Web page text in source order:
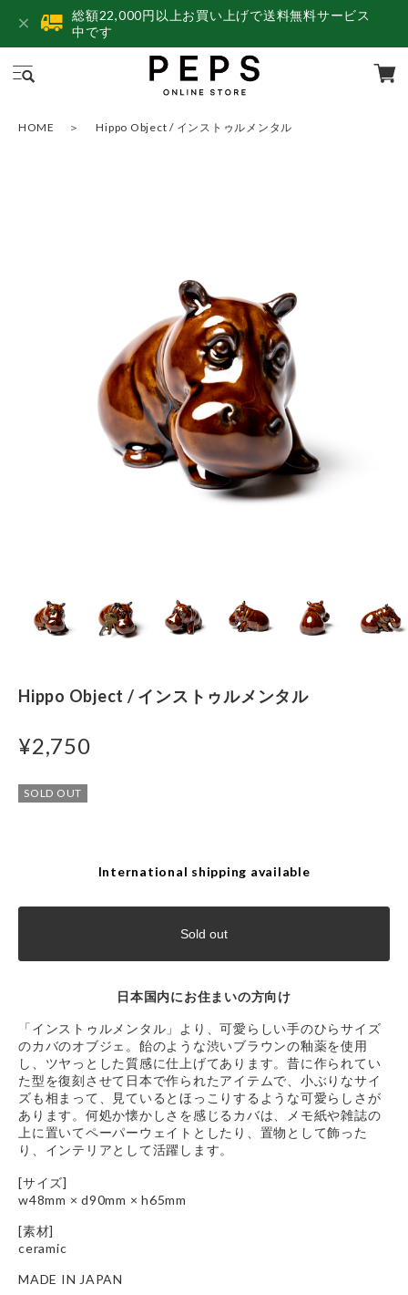
総額22,000円以上お買い上げで送料無料サービス
中です
HOME Hippo Object / インストゥルメンタル
Hippo Object / インストゥルメンタル
¥2,750
SOLD OUT
International shipping available
Sold out
日本国内にお住まいの方向け
「インストゥルメンタル」より、可愛らしい手のひらサイズ
のカバのオブジェ。飴のような渋いブラウンの釉薬を使用
し、ツヤっとした質感に仕上げてあります。昔に作られてい
た型を復刻させて日本で作られたアイテムで、小ぶりなサイ
ズも相まって、見ているとほっこりするような可愛らしさが
あります。何処か懐かしさを感じるカバは、メモ紙や雑誌の
上に置いてペーパーウェイトとしたり、置物として飾った
り、インテリアとして活躍します。
[サイズ]
w48mm × d90mm × h65mm
[素材]
ceramic
MADE IN JAPAN